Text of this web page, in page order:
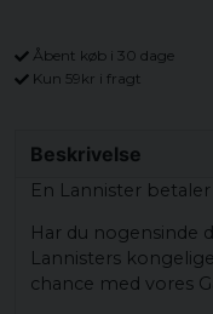
Åbent køb i 30 dage
Kun 59kr i fragt
Beskrivelse
En Lannister
Har du
Lannisters
chance med vores